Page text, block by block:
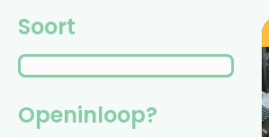
Soort
Openinloop?